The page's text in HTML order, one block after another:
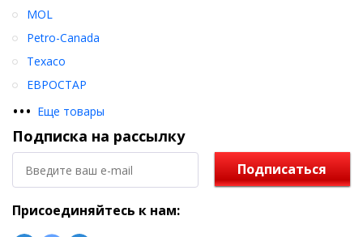
••• Еще товары
MOL
Petro-Canada
Texaco
ЕВРОСТАР
Подписка на рассылку
Подписаться
Присоединяйтесь к нам: